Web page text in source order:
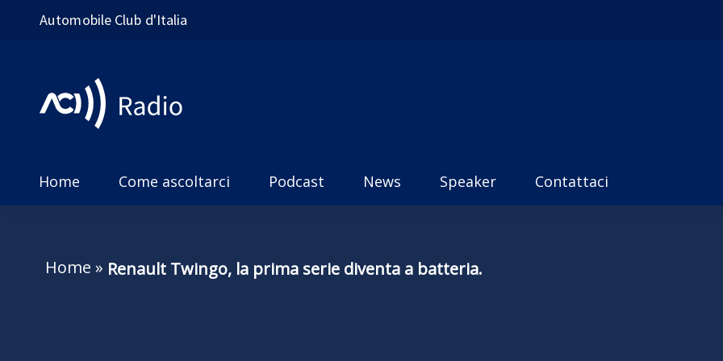
Automobile Club d'Italia
Home Come ascoltarci Podcast News Speaker Contattaci
Home » Renault Twingo, la prima serie diventa a batteria.